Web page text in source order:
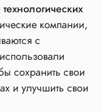
компании,
с
сохранить свои
и улучшить свои